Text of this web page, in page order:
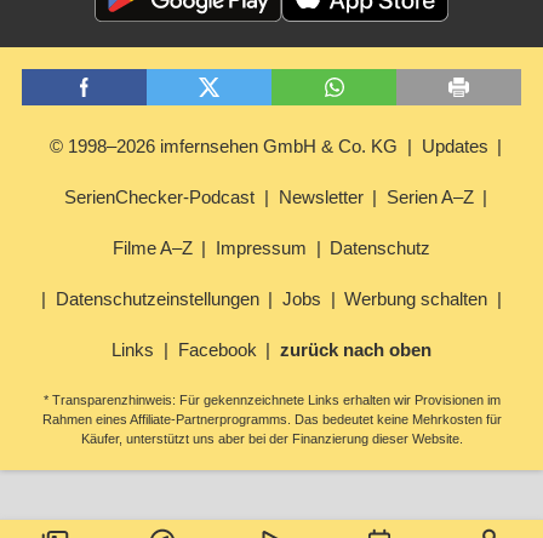
© 1998–2026 imfernsehen GmbH & Co. KG Updates
SerienChecker-Podcast Newsletter Serien A–Z
Filme A–Z Impressum Datenschutz
Datenschutzeinstellungen Jobs Werbung schalten
Links Facebook zurück nach oben
* Transparenzhinweis: Für gekennzeichnete Links erhalten wir Provisionen im
Rahmen eines Affiliate-Partnerprogramms. Das bedeutet keine Mehrkosten für
Käufer, unterstützt uns aber bei der Finanzierung dieser Website.